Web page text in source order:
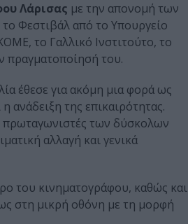
Λάρισας με την απονομή των
Φεστιβάλ από το Υπουργείο
το Γαλλικό Ινστιτούτο, τo
πραγματοποίησή του.
έθεσε για ακόμη μια φορά ως
ανάδειξη της επικαιρότητας.
πρωταγωνιστές των δύσκολων
αλλαγή και γενικά
του κινηματογράφου, καθώς και
στη μικρή οθόνη με τη μορφή